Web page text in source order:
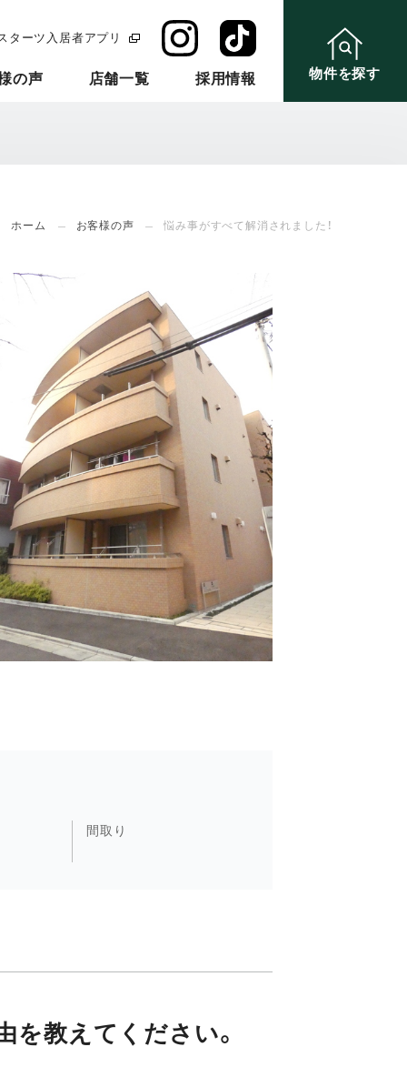
ターツ入居者アプリ
の声 店舗一覧 採用情報 物件を探す
ホーム お客様の声 悩み事がすべて解消されました！
間取り
教えてください。